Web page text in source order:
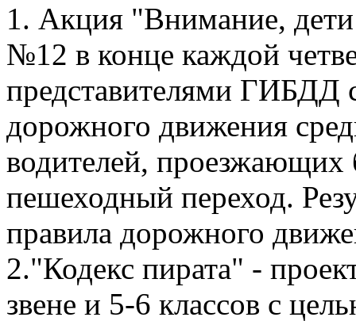
1. Акция "Внимание,
№12 в конце каждой
представителями ГИБДД
дорожного движения
водителей,
пешеходный переход.
правила дорожного
2."Кодекс пирата" -
звене и 5-6 классов с